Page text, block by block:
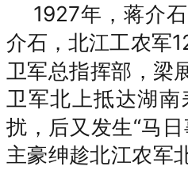
1927年，蒋介
介石，北江工农军
卫军总指挥部，梁
卫军北上抵达湖
扰，后又发生“马
主豪绅趁北江农军